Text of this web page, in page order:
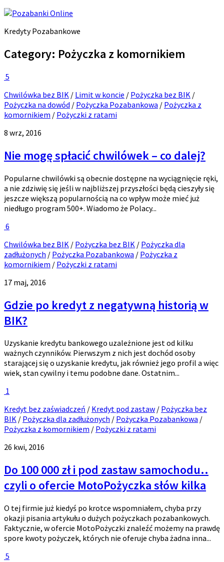
Kredyty Pozabankowe
Category: Pożyczka z komornikiem
5
Chwilówka bez BIK / Limit w koncie / Pożyczka bez BIK /
Pożyczka na dowód / Pożyczka Pozabankowa / Pożyczka z
komornikiem / Pożyczki z ratami
8 wrz, 2016
Nie mogę spłacić chwilówek – co dalej?
Popularne chwilówki są obecnie dostępne na wyciągnięcie ręki,
a nie zdziwię się jeśli w najbliższej przyszłości będą cieszyły się
jeszcze większą popularnością na co wpływ może mieć już
niedługo program 500+. Wiadomo że Polacy...
6
Chwilówka bez BIK / Pożyczka bez BIK / Pożyczka dla
zadłużonych / Pożyczka Pozabankowa / Pożyczka z
komornikiem / Pożyczki z ratami
17 maj, 2016
Gdzie po kredyt z negatywną historią w
BIK?
Uzyskanie kredytu bankowego uzależnione jest od kilku
ważnych czynników. Pierwszym z nich jest dochód osoby
starającej się o uzyskanie kredytu, jak również jego profil a więc
wiek, stan cywilny i temu podobne dane. Ostatnim...
1
Kredyt bez zaświadczeń / Kredyt pod zastaw / Pożyczka bez
BIK / Pożyczka dla zadłużonych / Pożyczka Pozabankowa /
Pożyczka z komornikiem / Pożyczki z ratami
26 kwi, 2016
Do 100 000 zł i pod zastaw samochodu..
czyli o ofercie MotoPożyczka słów kilka
O tej firmie już kiedyś po krotce wspomniałem, chyba przy
okazji pisania artykułu o dużych pożyczkach pozabankowych.
Faktycznie, w ofercie MotoPożyczki znaleźć możemy na prawdę
spore kwoty pożyczek, których nie oferuje chyba żadna inna...
5